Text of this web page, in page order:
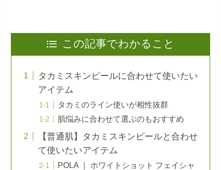
この記事でわかること
タカミスキンピールに合わせて使いたい
アイテム
タカミのライン使いが相性抜群
肌悩みに合わせて選ぶのもおすすめ
【普通肌】タカミスキンピールと合わせ
て使いたいアイテム
POLA ｜ ホワイトショット フェイシャ